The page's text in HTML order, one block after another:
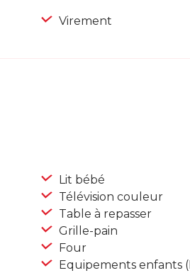
Virement
Lit bébé
Télévision couleur
Table à repasser
Grille-pain
Four
Equipements enfants